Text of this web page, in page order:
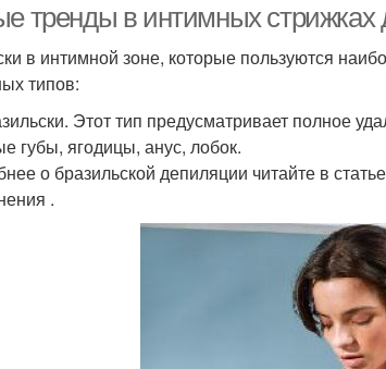
тренды в интимных
в интимной зоне, которые пользуются
типов:
Этот тип предусматривает полное
губы, ягодицы, анус, лобок.
о бразильской депиляции читайте в
.